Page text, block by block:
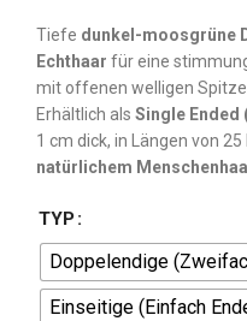
Tiefe dunkel-moosgrüne
Echthaar für eine
mit offenen welligen
Erhältlich als Single Ended
1 cm dick, in Längen von
natürlichem
TYP
Doppelendige
Einseitige (Einfach